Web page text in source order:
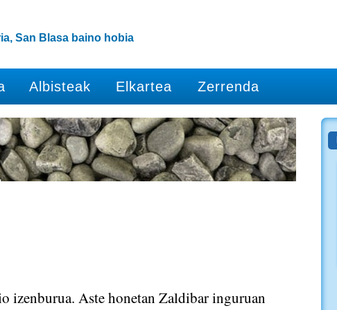
San Blasa baino hobia
Albisteak Elkartea Zerrenda
Aste honetan Zaldibar inguruan